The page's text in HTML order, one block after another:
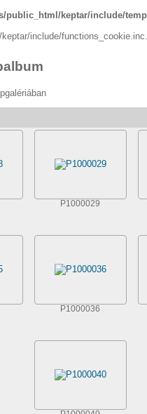
public_html/keptar/include/
include/
P1000029
P1000036